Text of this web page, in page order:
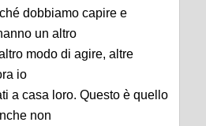
dobbiamo capire e
un altro
modo di agire, altre
io
a casa loro. Questo è quello
non